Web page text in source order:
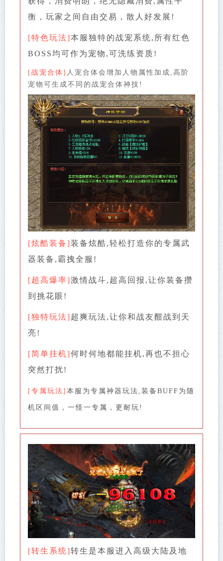
衡，玩家之间自由交易，散人好发展!
[特色玩法]本服独特的战宠系统,所有红色
BOSS均可作为宠物,可洗练资质!
[战宠合体] 人宠合体会增加人物属性加成,高阶
宠物可生成不同的战宠合体神技!
[炫酷装备]装备炫酷,轻松打造你的专属武
器装备,霸拽全服!
[超高爆率]激情战斗,超高回报,让你装备攒
到挑花眼!
[独特玩法]超爽玩法,让你和战友酣战到天
亮!
[简单挂机]何时何地都能挂机,再也不担心
突然打扰!
[专属玩法] 本服为专属神器玩法,装备BUFF为随
机区间值，一怪一专属，更耐玩!
[转生系统]转生是本服进入高级大陆及地